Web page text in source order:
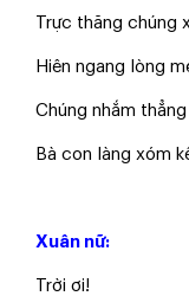
​Trực thăng chúng
​Hiên ngang lòng
​Chúng nhắm
​Bà con làng xóm
Xuân nữ:
​Trời ơi!